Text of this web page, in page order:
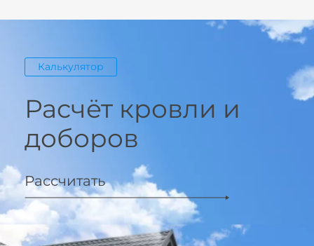
Калькулятор
Расчёт кровли и
доборов
Рассчитать